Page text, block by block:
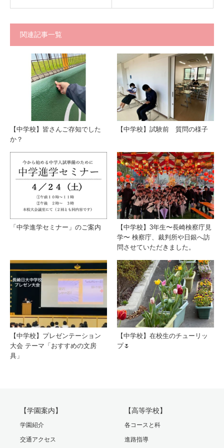
関連記事一覧
【中学校】皆さんご存知でした
か？
【中学校】試験前 質問の様子
「中学進学セミナー」のご案内
【中学校】3年生〜長崎検察庁見
学〜 検察庁、裁判所や日銀へ訪
問させていただきました。
【中学校】プレゼンテーション
大会 テーマ「おすすめの文房
具」
【中学校】在校生のチューリッ
プ🌷
【学園案内】
学園紹介
交通アクセス
【高等学校】
各コースと科
進路指導